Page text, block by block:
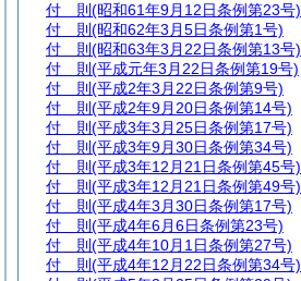
付 則 (昭和61年9月12日条例第23号)
付 則 (昭和62年3月5日条例第1号)
付 則 (昭和63年3月22日条例第13号)
付 則 (平成元年3月22日条例第19号)
付 則 (平成2年3月22日条例第9号)
付 則 (平成2年9月20日条例第14号)
付 則 (平成3年3月25日条例第17号)
付 則 (平成3年9月30日条例第34号)
付 則 (平成3年12月21日条例第45号)
付 則 (平成3年12月21日条例第49号)
付 則 (平成4年3月30日条例第17号)
付 則 (平成4年6月6日条例第23号)
付 則 (平成4年10月1日条例第27号)
付 則 (平成4年12月22日条例第34号)